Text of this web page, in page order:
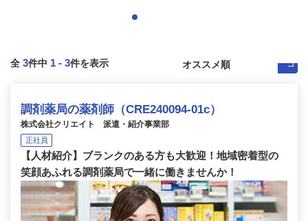
全 3件中 1 - 3件を表示
調剤薬局の薬剤師（CRE240094-01c）
株式会社クリエイト 派遣・紹介事業部
正社員
【人材紹介】ブランクのある方も大歓迎！地域密着型の
笑顔あふれる調剤薬局で一緒に働きませんか！